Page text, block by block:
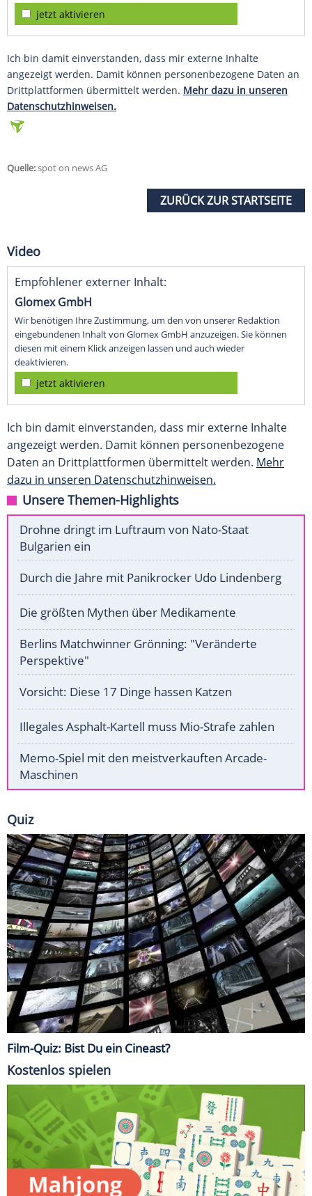
jetzt aktivieren
Ich bin damit einverstanden, dass mir externe Inhalte
angezeigt werden. Damit können personenbezogene Daten an
Drittplattformen übermittelt werden. Mehr dazu in unseren
Datenschutzhinweisen.
Quelle:spot on news AG
ZURÜCK ZUR STARTSEITE
Video
Empfohlener externer Inhalt:
Glomex GmbH
Wir benötigen Ihre Zustimmung, um den von unserer Redaktion
eingebundenen Inhalt von Glomex GmbH anzuzeigen. Sie können
diesen mit einem Klick anzeigen lassen und auch wieder
deaktivieren.
jetzt aktivieren
Ich bin damit einverstanden, dass mir externe Inhalte
angezeigt werden. Damit können personenbezogene
Daten an Drittplattformen übermittelt werden. Mehr
dazu in unseren Datenschutzhinweisen.
Unsere Themen-Highlights
Drohne dringt im Luftraum von Nato-Staat
Bulgarien ein
Durch die Jahre mit Panikrocker Udo Lindenberg
Die größten Mythen über Medikamente
Berlins Matchwinner Grönning: "Veränderte
Perspektive"
Vorsicht: Diese 17 Dinge hassen Katzen
Illegales Asphalt-Kartell muss Mio-Strafe zahlen
Memo-Spiel mit den meistverkauften Arcade-
Maschinen
Quiz
Film-Quiz: Bist Du ein Cineast?
Kostenlos spielen